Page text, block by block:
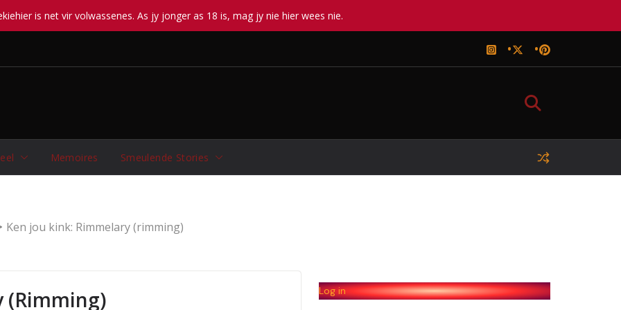
is net vir volwassenes. As jy jonger as 18 is, mag jy nie hier wees nie.
Memoires Smeulende Stories
Ken jou kink: Rimmelary (rimming)
(rimming) Log in